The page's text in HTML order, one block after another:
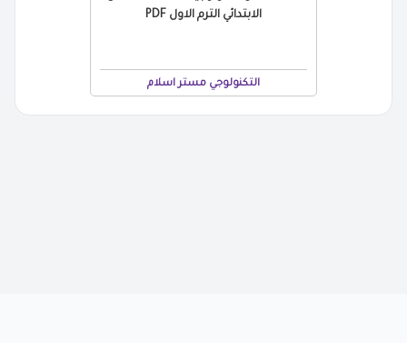
الابتدائي الترم الاول PDF
التكنولوجي مستر اسلام